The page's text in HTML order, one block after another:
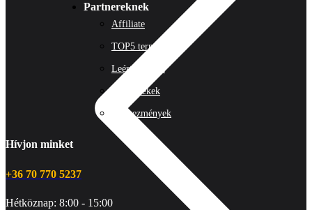
Partnereknek
Affiliate
TOP5 termék
Leértékelések
Új termékek
Kedvezmények
Hívjon minket
+36 70 770 5237
Hétköznap: 8:00 - 15:00